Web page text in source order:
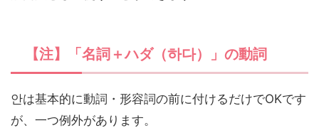
【注】「名詞＋ハダ（하다）」の動詞
안は基本的に動詞・形容詞の前に付けるだけでOKです
が、一つ例外があります。